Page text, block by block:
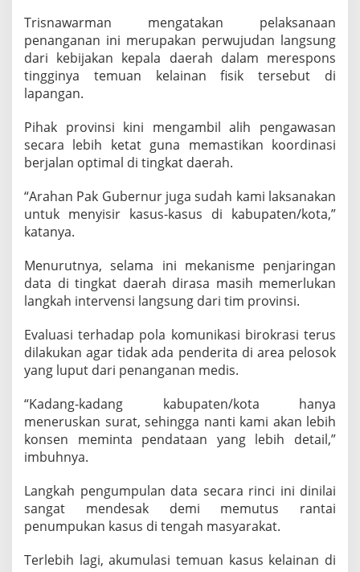
Trisnawarman mengatakan pelaksanaan
penanganan ini merupakan perwujudan langsung
dari kebijakan kepala daerah dalam merespons
tingginya temuan kelainan fisik tersebut di
lapangan.
Pihak provinsi kini mengambil alih pengawasan
secara lebih ketat guna memastikan koordinasi
berjalan optimal di tingkat daerah.
“Arahan Pak Gubernur juga sudah kami laksanakan
untuk menyisir kasus-kasus di kabupaten/kota,”
katanya.
Menurutnya, selama ini mekanisme penjaringan
data di tingkat daerah dirasa masih memerlukan
langkah intervensi langsung dari tim provinsi.
Evaluasi terhadap pola komunikasi birokrasi terus
dilakukan agar tidak ada penderita di area pelosok
yang luput dari penanganan medis.
“Kadang-kadang kabupaten/kota hanya
meneruskan surat, sehingga nanti kami akan lebih
konsen meminta pendataan yang lebih detail,”
imbuhnya.
Langkah pengumpulan data secara rinci ini dinilai
sangat mendesak demi memutus rantai
penumpukan kasus di tengah masyarakat.
Terlebih lagi, akumulasi temuan kasus kelainan di